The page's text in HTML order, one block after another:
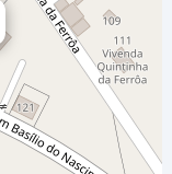
VER PREÇOS